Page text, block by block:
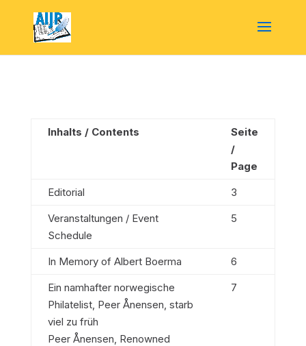
Inhalts / Contents
Seite
/
Page
Editorial
3
Veranstaltungen / Event
Schedule
5
In Memory of Albert Boerma
6
Ein namhafter norwegische
Philatelist, Peer Ånensen, starb
viel zu früh
Peer Ånensen, Renowned
7